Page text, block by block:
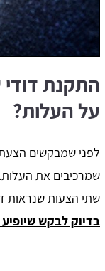
התקנת
על העלות?
לפני שמבקשים
שמרכיבים את
שתי הצעות שנראות
בדיוק לבקש